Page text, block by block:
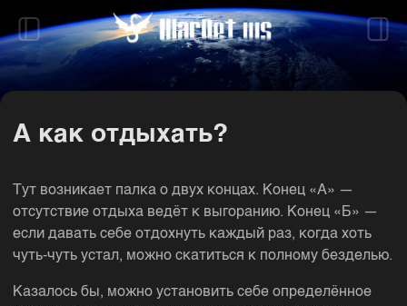
А как отдыхать?
Тут возникает палка о двух концах. Конец «А» —
отсутствие отдыха ведёт к выгоранию. Конец «Б» —
если давать себе отдохнуть каждый раз, когда хоть
чуть-чуть устал, можно скатиться к полному безделью.
Казалось бы, можно установить себе определённое